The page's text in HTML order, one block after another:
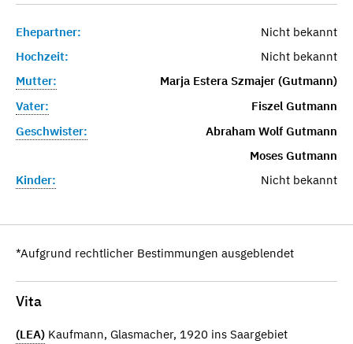
Ehepartner:
Nicht bekannt
Hochzeit:
Nicht bekannt
Mutter:
Marja Estera Szmajer (Gutmann)
Vater:
Fiszel Gutmann
Geschwister:
Abraham Wolf Gutmann
Moses Gutmann
Kinder:
Nicht bekannt
*Aufgrund rechtlicher Bestimmungen ausgeblendet
Vita
(LEA) Kaufmann, Glasmacher, 1920 ins Saargebiet